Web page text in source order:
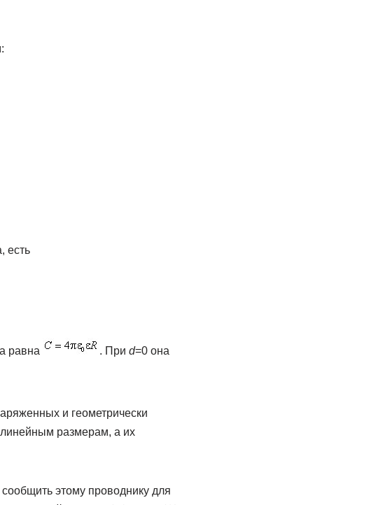
есть
равна . При d=0 она
и геометрически
размерам, а их
этому проводнику для